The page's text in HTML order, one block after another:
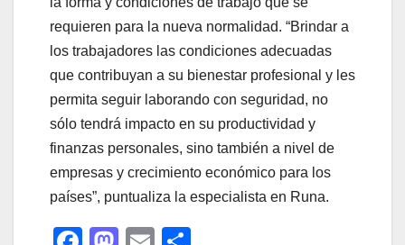
requieren para la nueva normalidad. “Brindar a
los trabajadores las condiciones adecuadas
que contribuyan a su bienestar profesional y les
permita seguir laborando con seguridad, no
sólo tendrá impacto en su productividad y
finanzas personales, sino también a nivel de
empresas y crecimiento económico para los
países”, puntualiza la especialista en Runa.